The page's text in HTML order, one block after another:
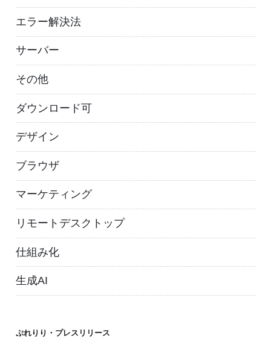
エラー解決法
サーバー
その他
ダウンロード可
デザイン
ブラウザ
マーケティング
リモートデスクトップ
仕組み化
生成AI
ぷれりり・プレスリリース